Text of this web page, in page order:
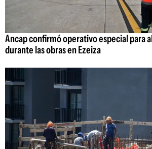
Ancap confirmó operativo especial para
durante las obras en Ezeiza